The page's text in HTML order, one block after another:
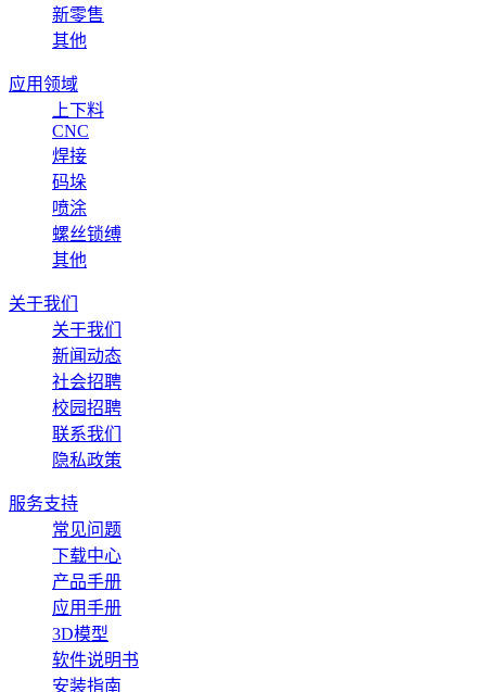
新零售
其他
应用领域
上下料
CNC
焊接
码垛
喷涂
螺丝锁缚
其他
关于我们
关于我们
新闻动态
社会招聘
校园招聘
联系我们
隐私政策
服务支持
常见问题
下载中心
产品手册
应用手册
3D模型
软件说明书
安装指南